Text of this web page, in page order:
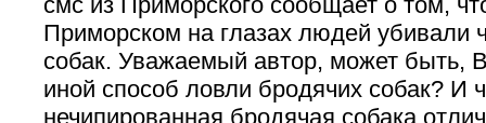
Приморском на глазах людей убивали
собак. Уважаемый автор, может быть,
иной способ ловли бродячих собак? И
нечипированная бродячая собака